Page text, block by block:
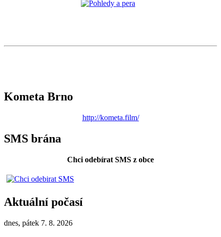
Kometa Brno
http://kometa.film/
SMS brána
Chci odebírat SMS z obce
Aktuální počasí
dnes, pátek 7. 8. 2026